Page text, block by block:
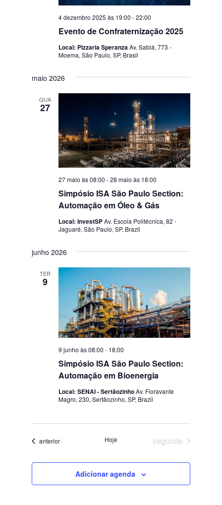
Evento de Confraternização 2025
4 dezembro 2025 às 19:00 -22:00
Local: Pizzaria SperanzaAv. Sabiá, 773 -
Moema, São Paulo, SP, Brasil
maio 2026
QUA
27
Simpósio ISA São Paulo Section:
Automação em Óleo & Gás
27 maio às 08:00 -28 maio às 18:00
Local: InvestSPAv. Escola Politécnica, 82 -
Jaguaré, São Paulo, SP, Brazil
junho 2026
TER
9
Simpósio ISA São Paulo Section:
Automação em Bioenergia
9 junho às 08:00 - 18:00
Local: SENAI - SertãozinhoAv. Fioravante
Magro, 230, Sertãozinho, SP, Brazil
Eventos
anterior Hoje Eventos
seguinte
Adicionar agenda